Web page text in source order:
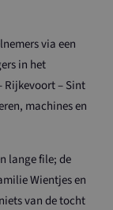
via een
in het
Rijkevoort – Sint
machines en
lange file; de
Wientjes en
van de tocht